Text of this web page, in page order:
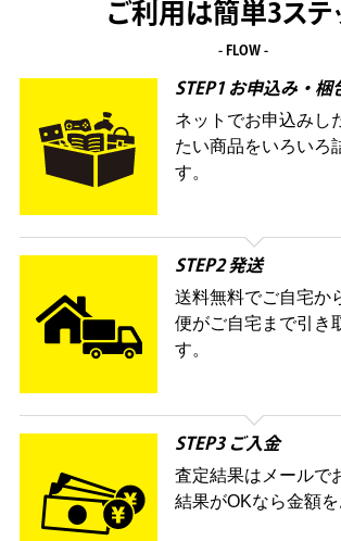
ご利用は簡単3ステ
- FLOW -
STEP1 お申込み・梱
ネットでお申込みし
たい商品をいろいろ
す。
STEP2 発送
送料無料でご自宅か
便がご自宅まで引き
す。
STEP3 ご入金
査定結果はメールで
結果がOKなら金額を